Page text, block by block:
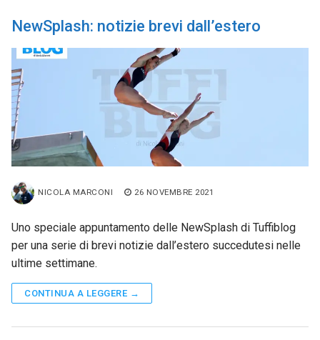
NewSplash: notizie brevi dall’estero
NICOLA MARCONI 26 NOVEMBRE 2021
Uno speciale appuntamento delle NewSplash di Tuffiblog
per una serie di brevi notizie dall’estero succedutesi nelle
ultime settimane.
CONTINUA A LEGGERE →